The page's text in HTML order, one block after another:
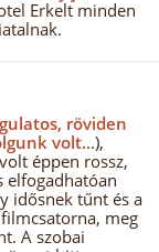
Erkelt minden
röviden
volt...),
éppen rossz,
elfogadhatóan
idősnek tűnt és a
meg
A szobai